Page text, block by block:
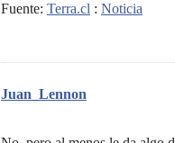
Fuente: Terra.cl : Noticia
Juan_Lennon